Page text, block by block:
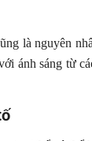
là nguyên
ánh sáng từ